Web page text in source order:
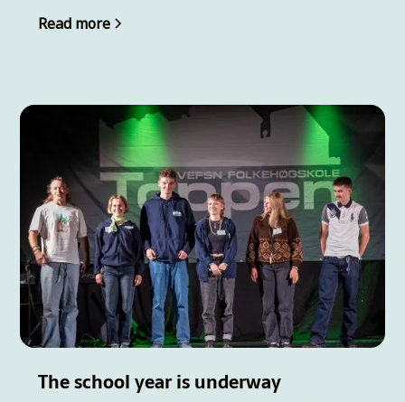
Read more
The school year is underway